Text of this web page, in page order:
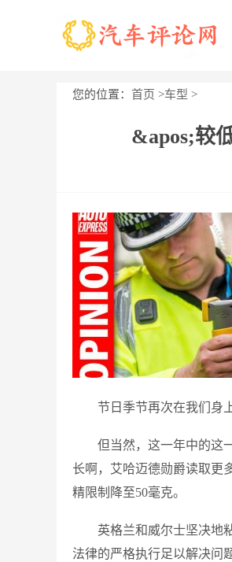
您的位置： 首页 >车型 >
&apos;较
节日季节再次在我们身
但当然，这一年中的这
长啊，艾哈迈德勋爵读取更
精限制降至50毫克。
英格兰和威尔士坚决地
法律的严格执行足以解决问